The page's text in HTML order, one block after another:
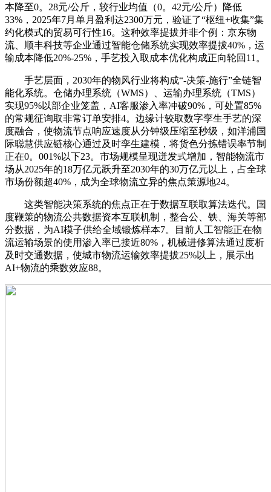
本降至0。28元/公斤，较行业均值（0。42元/公斤）降低
33%，2025年7月单月盈利达2300万元，验证了“枢纽+收集”集
约化模式的贸易可行性16。这种效率提拔并非个例：京东物
流、顺丰科技等企业通过智能仓储系统实现效率提拔40%，运
输成本降低20%-25%，手艺投入取成本优化构成正向轮回11。
手艺层面，2030年的物风行业将构成“-决策-施行”全链智
能化系统。仓储办理系统（WMS）、运输办理系统（TMS）
实现95%以部企业笼盖，AI客服渗入率冲破90%，可处置85%
的常规征询取非常订单安排4。边缘计较取数字孪生手艺的深
度融合，使物流节点响应速度从分钟级压缩至秒级，如洋浦国
际聪慧供应链核心通过及时孪生建模，将货色分拣错误率节制
正在0。001%以下23。市场规模呈现迸发式增加，智能物流市
场从2025年的18万亿元跃升至2030年的30万亿元以上，占全球
市场份额超40%，成为全球物流立异的焦点策源地24。
这类智能决策系统的焦点正在于数据互联取算法迭代。国
度鞭策的物流公共数据资本互联机制，整合公、铁、海关等部
分数据，为AI模子供给全域锻炼样本7。目前人工智能正在物
流运输场景的使用渗入率已接近80%，机械进修算法通过度析
及时交通数据，使城市物流运输效率提拔25%以上，展示出
AI+物流的乘数效应88。